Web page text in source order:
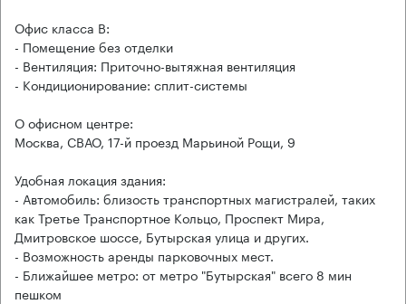
Офис класса B:
- Помещение без отделки
- Вентиляция: Приточно-вытяжная вентиляция
- Кондиционирование: сплит-системы
О офисном центре:
Москва, СВАО, 17-й проезд Марьиной Рощи, 9
Удобная локация здания:
- Автомобиль: близость транспортных магистралей, таких
как Третье Транспортное Кольцо, Проспект Мира,
Дмитровское шоссе, Бутырская улица и других.
- Возможность аренды парковочных мест.
- Ближайшее метро: от метро "Бутырская" всего 8 мин
пешком